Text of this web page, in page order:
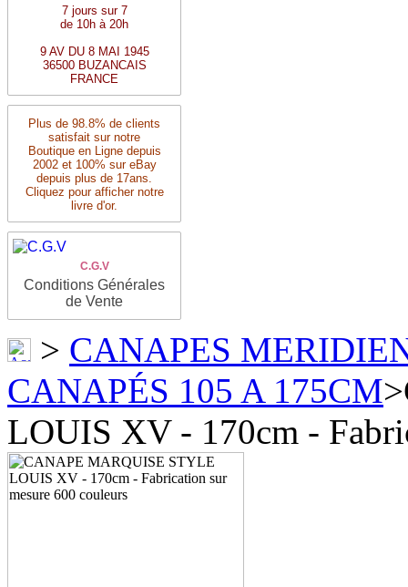
7 jours sur 7
de 10h à 20h
9 AV DU 8 MAI 1945
36500 BUZANCAIS
FRANCE
Plus de 98.8% de clients
satisfait sur notre
Boutique en Ligne depuis
2002 et 100% sur eBay
depuis plus de 17ans.
Cliquez pour afficher notre
livre d'or.
C.G.V
Conditions Générales
de Vente
> CANAPES
CANAPÉS 105 A 175CM>
LOUIS XV - 170cm -